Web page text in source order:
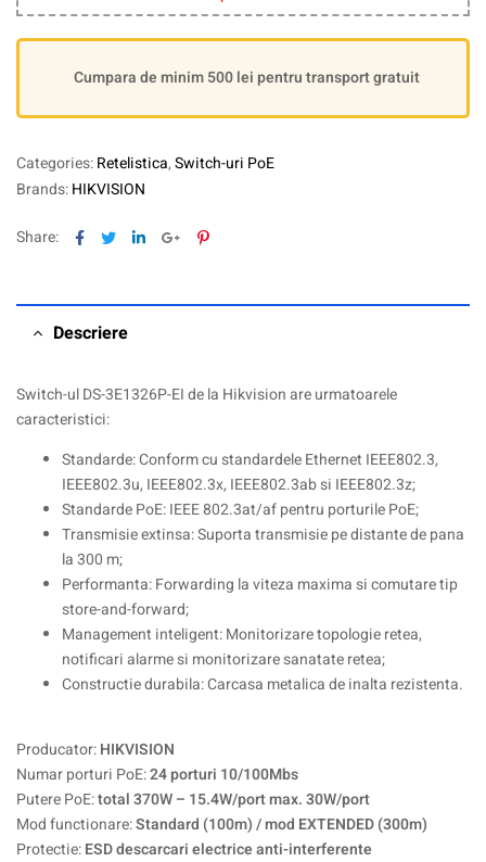
Cumpara de minim 500 lei pentru transport gratuit
Categories:Retelistica,Switch-uri PoE
Brands:HIKVISION
Share: Facebook
TwitterLinkedinGoogle+Pinterest
Descriere
Switch-ul DS-3E1326P-EI de la Hikvision are urmatoarele
caracteristici:
Standarde: Conform cu standardele Ethernet IEEE802.3,
IEEE802.3u, IEEE802.3x, IEEE802.3ab si IEEE802.3z;
Standarde PoE: IEEE 802.3at/af pentru porturile PoE;
Transmisie extinsa: Suporta transmisie pe distante de pana
la 300 m;
Performanta: Forwarding la viteza maxima si comutare tip
store-and-forward;
Management inteligent: Monitorizare topologie retea,
notificari alarme si monitorizare sanatate retea;
Constructie durabila: Carcasa metalica de inalta rezistenta.
Producator:HIKVISION
Numar porturi PoE:24 porturi 10/100Mbs
Putere PoE:total 370W – 15.4W/port max. 30W/port
Mod functionare:Standard (100m) / mod EXTENDED (300m)
Protectie:ESD descarcari electrice anti-interferente